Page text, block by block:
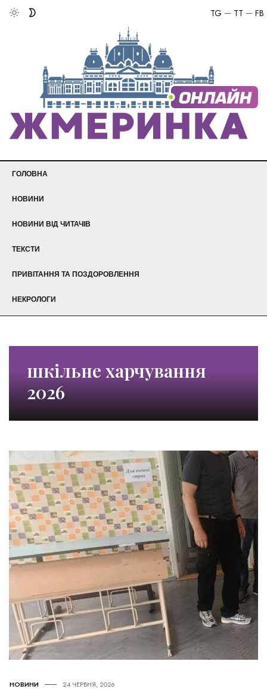
FB
TT
TG
ГОЛОВНА
НОВИНИ
НОВИНИ ВІД ЧИТАЧІВ
ТЕКСТИ
ПРИВІТАННЯ ТА ПОЗДОРОВЛЕННЯ
НЕКРОЛОГИ
шкільне харчування
2026
НОВИНИ 24 ЧЕРВНЯ, 2026